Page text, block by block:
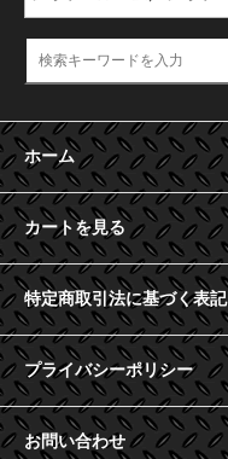
ホーム
カートを見る
特定商取引法に基づく表記
プライバシーポリシー
お問い合わせ